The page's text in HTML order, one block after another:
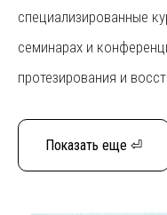
специализированные
семинарах и
протезирования и
Показать еще ⏎